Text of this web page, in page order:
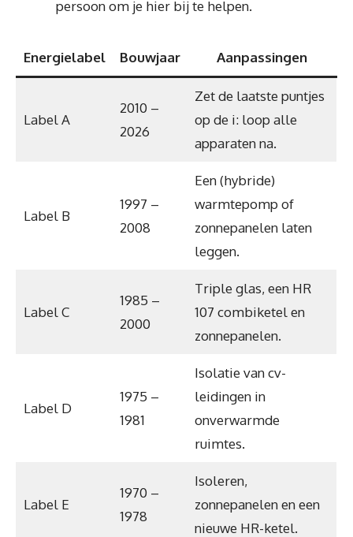
persoon om je hier bij te helpen.
Energielabel Bouwjaar Aanpassingen
Label A
2010 –
2026
Zet de laatste puntjes
op de i: loop alle
apparaten na.
Label B
1997 –
2008
Een (hybride)
warmtepomp of
zonnepanelen laten
leggen.
Label C
1985 –
2000
Triple glas, een HR
107 combiketel en
zonnepanelen.
Label D
1975 –
1981
Isolatie van cv-
leidingen in
onverwarmde
ruimtes.
Label E
1970 –
1978
Isoleren,
zonnepanelen en een
nieuwe HR-ketel.